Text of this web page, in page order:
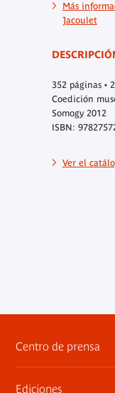
Más
Jacoulet
352 páginas •
Coedición
Somogy 2012
ISBN:
Ver el
Centro de prensa
Ediciones